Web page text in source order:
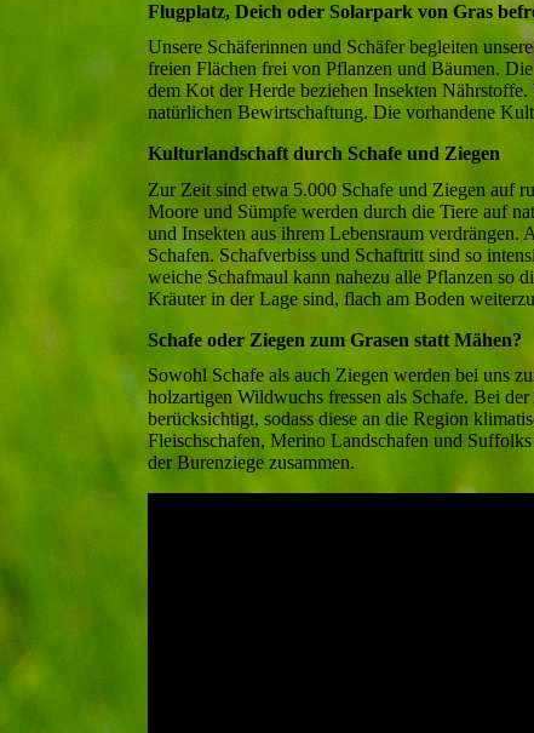
Flugplatz, Deich oder Solarpark von Gras
Unsere Schäferinnen und Schäfer begleiten
freien Flächen frei von Pflanzen und Bäumen.
dem Kot der Herde beziehen Insekten
natürlichen Bewirtschaftung. Die vorhandene
Kulturlandschaft durch Schafe und Ziegen
Zur Zeit sind etwa 5.000 Schafe und Ziegen auf
Moore und Sümpfe werden durch die Tiere auf
und Insekten aus ihrem Lebensraum
Schafen. Schafverbiss und Schaftritt sind so
weiche Schafmaul kann nahezu alle Pflanzen so
Kräuter in der Lage sind, flach am Boden
Schafe oder Ziegen zum Grasen statt Mähen?
Sowohl Schafe als auch Ziegen werden bei uns
holzartigen Wildwuchs fressen als Schafe. Bei
berücksichtigt, sodass diese an die Region
Fleischschafen, Merino Landschafen und
der Burenziege zusammen.